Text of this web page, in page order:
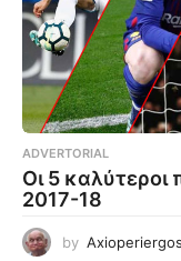
ADVERTORIAL
Οι 5 καλύτεροι
2017-18
by Axioperiergos